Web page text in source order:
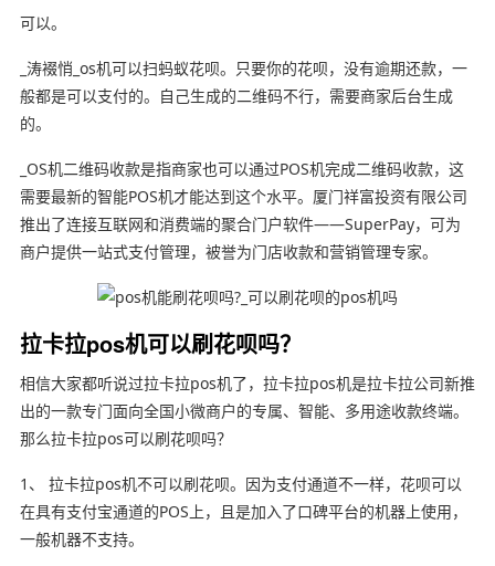
可以。
_涛裰悄_os机可以扫蚂蚁花呗。只要你的花呗，没有逾期还款，一
般都是可以支付的。自己生成的二维码不行，需要商家后台生成
的。
_OS机二维码收款是指商家也可以通过POS机完成二维码收款，这
需要最新的智能POS机才能达到这个水平。厦门祥富投资有限公司
推出了连接互联网和消费端的聚合门户软件——SuperPay，可为
商户提供一站式支付管理，被誉为门店收款和营销管理专家。
拉卡拉pos机可以刷花呗吗？
相信大家都听说过拉卡拉pos机了，拉卡拉pos机是拉卡拉公司新推
出的一款专门面向全国小微商户的专属、智能、多用途收款终端。
那么拉卡拉pos可以刷花呗吗？
1、 拉卡拉pos机不可以刷花呗。因为支付通道不一样，花呗可以
在具有支付宝通道的POS上，且是加入了口碑平台的机器上使用，
一般机器不支持。